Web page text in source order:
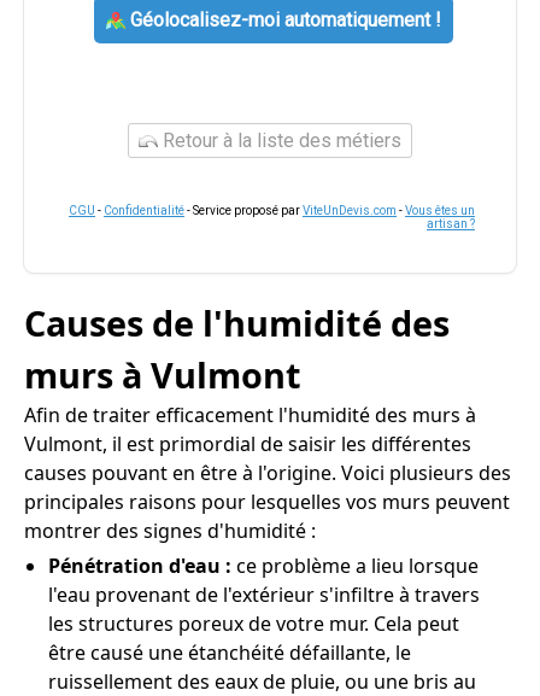
Géolocalisez-moi automatiquement !
Retour à la liste des métiers
CGU - Confidentialité- Service proposé parViteUnDevis.com -Vous êtes un
artisan ?
Causes de l'humidité des
murs à Vulmont
Afin de traiter efficacement l'humidité des murs à
Vulmont, il est primordial de saisir les différentes
causes pouvant en être à l'origine. Voici plusieurs des
principales raisons pour lesquelles vos murs peuvent
montrer des signes d'humidité :
Pénétration d'eau : ce problème a lieu lorsque
l'eau provenant de l'extérieur s'infiltre à travers
les structures poreux de votre mur. Cela peut
être causé une étanchéité défaillante, le
ruissellement des eaux de pluie, ou une bris au